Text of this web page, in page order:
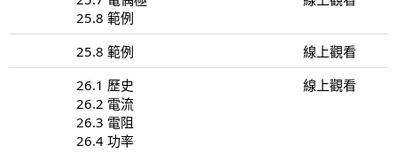
25.8 範例
25.8 範例
線上觀看
26.1 歷史
26.2 電流
26.3 電阻
26.4 功率
線上觀看